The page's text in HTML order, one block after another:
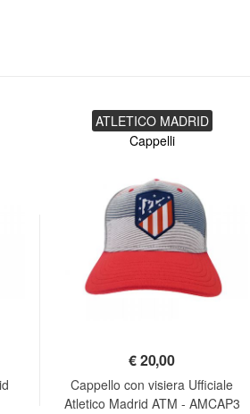
ATLETICO MADRID
Cappelli
€20,00
Cappello con visiera Ufficiale
Atletico Madrid ATM - AMCAP3